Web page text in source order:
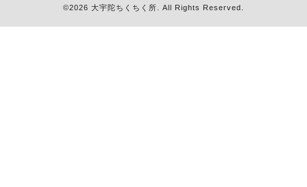
©2026 大宇陀ちくちく所. All Rights Reserved.